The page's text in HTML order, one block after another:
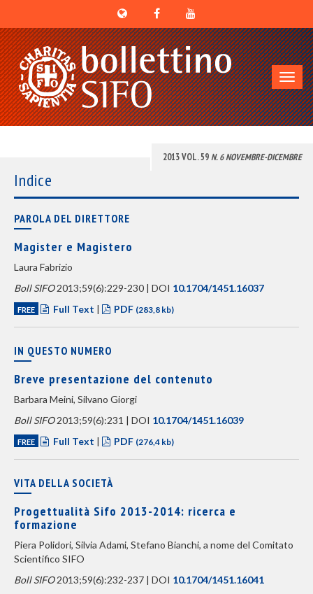
2013 VOL. 59N. 6 NOVEMBRE-DICEMBRE
Indice
PAROLA DEL DIRETTORE
Magister e Magistero
Laura Fabrizio
Boll SIFO2013;59(6):229-230 | DOI 10.1704/1451.16037
FREE Full Text | PDF (283,8 kb)
IN QUESTO NUMERO
Breve presentazione del contenuto
Barbara Meini, Silvano Giorgi
Boll SIFO2013;59(6):231 | DOI 10.1704/1451.16039
FREE Full Text | PDF (276,4 kb)
VITA DELLA SOCIETÀ
Progettualità Sifo 2013-2014: ricerca e
formazione
Piera Polidori, Silvia Adami, Stefano Bianchi, a nome del Comitato
Scientifico SIFO
Boll SIFO2013;59(6):232-237 | DOI 10.1704/1451.16041